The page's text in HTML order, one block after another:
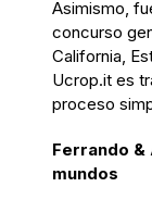
Asimismo,
concurso
California,
Ucrop.it es
proceso
Ferrando
mundos